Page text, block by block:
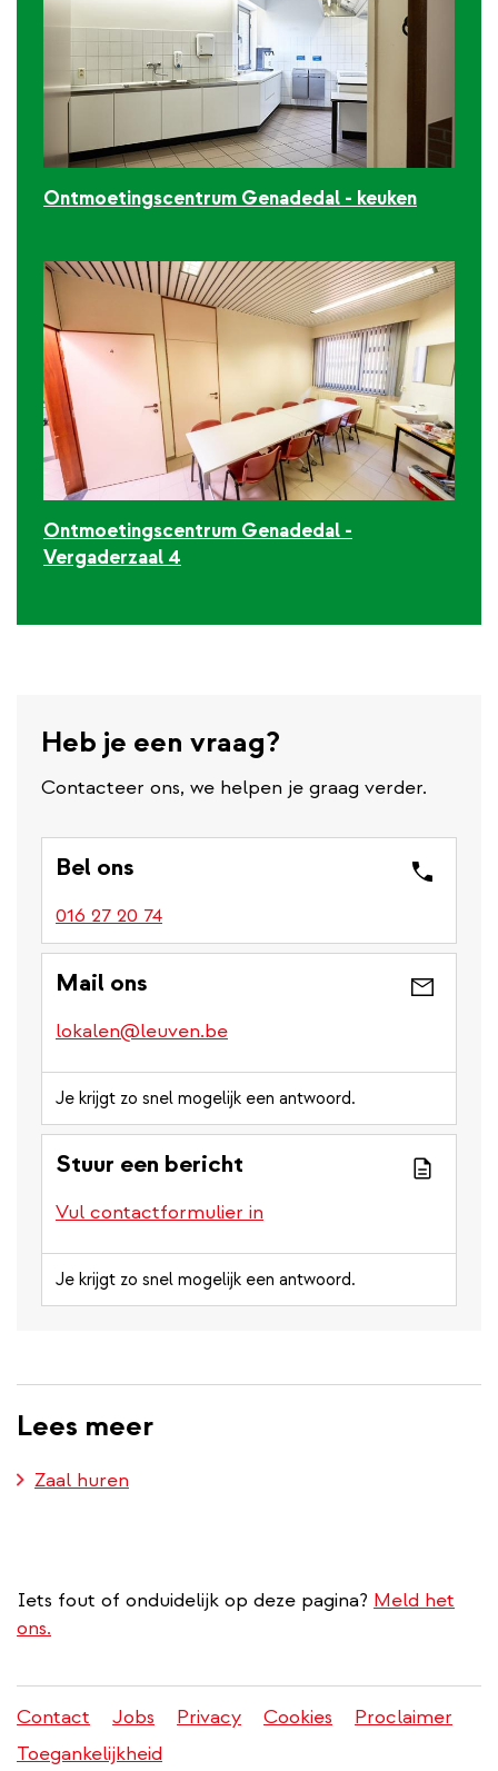
Ontmoetingscentrum Genadedal - keuken
Ontmoetingscentrum Genadedal -
Vergaderzaal 4
Heb je een vraag?
Contacteer ons, we helpen je graag verder.
Bel ons
016 27 20 74
Mail ons
lokalen@leuven.be
Je krijgt zo snel mogelijk een antwoord.
Stuur een bericht
Vul contactformulier in
Je krijgt zo snel mogelijk een antwoord.
Lees meer
Zaal huren
Iets fout of onduidelijk op deze pagina? Meld het
ons.
Juridisch
menu
Contact Jobs Privacy Cookies
Proclaimer
Toegankelijkheid